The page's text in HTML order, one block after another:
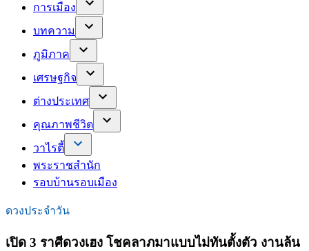
การเมือง
บทความ
ภูมิภาค
เศรษฐกิจ
ต่างประเทศ
คุณภาพชีวิต
วาไรตี้
พระราชสำนัก
รอบบ้านรอบเมือง
ดวงประจำวัน
เปิด 3 ราศีดวงเฮง โชคลาภมาแบบไม่ทันตั้งตัว งานล้น